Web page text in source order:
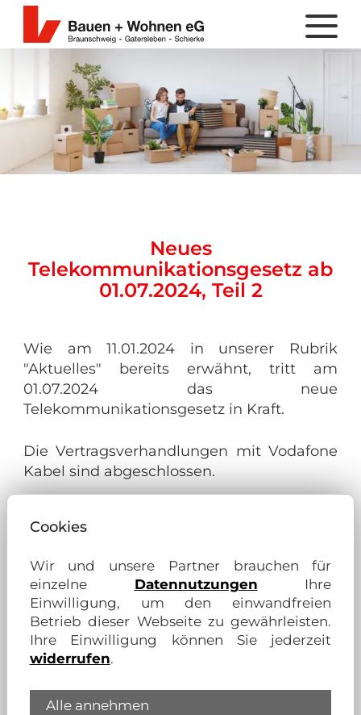
Neues
Telekommunikationsgesetz ab
01.07.2024, Teil 2
Wie am 11.01.2024 in unserer Rubrik
"Aktuelles" bereits erwähnt, tritt am
01.07.2024 das neue
Telekommunikationsgesetz in Kraft.
Die Vertragsverhandlungen mit Vodafone
Kabel sind abgeschlossen.
dann die Möglichkeit, für monatlich 6,99 €
abzuschliessen.
Sobald wir eine Freischaltung von
Vodafone erhalten, bekommen Sie weitere
Informationen.
Cookies
Wir und unsere Partner brauchen für
einzelne Datennutzungen Ihre
Einwilligung, um den einwandfreien
Betrieb dieser Webseite zu gewährleisten.
Ihre Einwilligung können Sie jederzeit
widerrufen.
Alle annehmen